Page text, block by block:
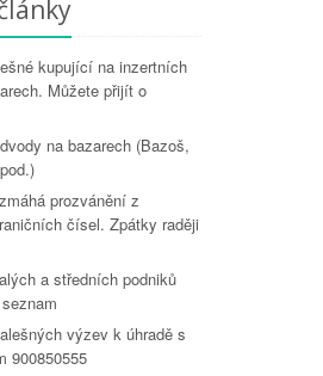
kupující na inzertních
Můžete přijít o
na bazarech (Bazoš,
prozvánění z
čísel. Zpátky raději
a středních podniků
výzev k úhradě s
900850555